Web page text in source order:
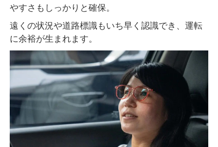
やすさもしっかりと確保。
遠くの状況や道路標識もいち早く認識でき、運転
に余裕が生まれます。